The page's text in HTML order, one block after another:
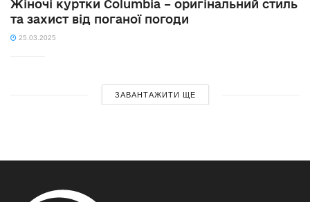
Жіночі куртки Columbia – оригінальний стиль
та захист від поганої погоди
25.03.2025
ЗАВАНТАЖИТИ ЩЕ